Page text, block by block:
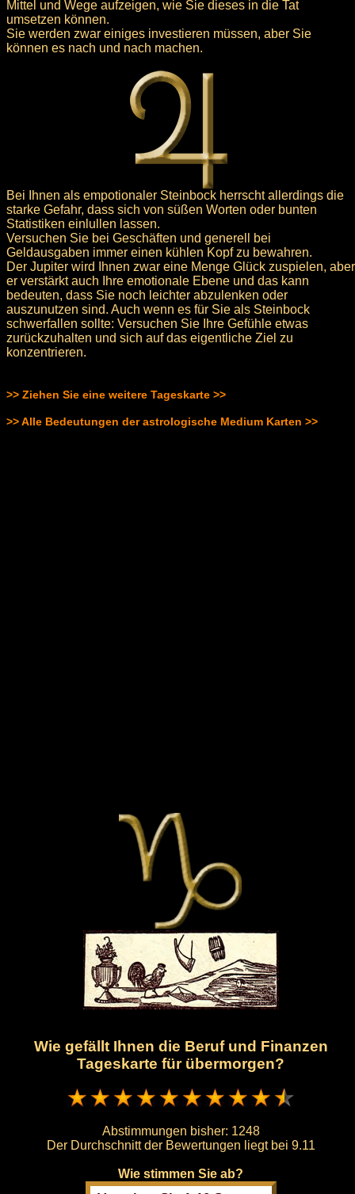
Mittel und Wege aufzeigen, wie Sie dieses in die Tat
umsetzen können.
Sie werden zwar einiges investieren müssen, aber Sie
können es nach und nach machen.
Bei Ihnen als empotionaler Steinbock herrscht allerdings die
starke Gefahr, dass sich von süßen Worten oder bunten
Statistiken einlullen lassen.
Versuchen Sie bei Geschäften und generell bei
Geldausgaben immer einen kühlen Kopf zu bewahren.
Der Jupiter wird Ihnen zwar eine Menge Glück zuspielen, aber
er verstärkt auch Ihre emotionale Ebene und das kann
bedeuten, dass Sie noch leichter abzulenken oder
auszunutzen sind. Auch wenn es für Sie als Steinbock
schwerfallen sollte: Versuchen Sie Ihre Gefühle etwas
zurückzuhalten und sich auf das eigentliche Ziel zu
konzentrieren.
>> Ziehen Sie eine weitere Tageskarte >>
>> Alle Bedeutungen der astrologische Medium Karten >>
Wie gefällt Ihnen die Beruf und Finanzen
Tageskarte für übermorgen?
Abstimmungen bisher: 1248
Der Durchschnitt der Bewertungen liegt bei 9.11
Wie stimmen Sie ab?